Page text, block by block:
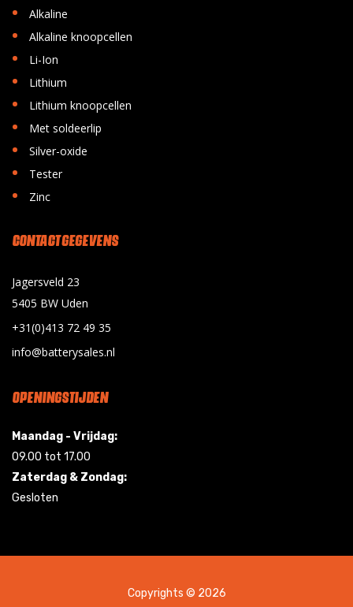
• Alkaline
• Alkaline knoopcellen
• Li-Ion
• Lithium
• Lithium knoopcellen
• Met soldeerlip
• Silver-oxide
• Tester
• Zinc
CONTACT GEGEVENS
Jagersveld 23
5405 BW Uden
+31(0)413 72 49 35
info@batterysales.nl
OPENINGSTIJDEN
Maandag - Vrijdag:
09.00 tot 17.00
Zaterdag & Zondag:
Gesloten
Copyrights © 2026